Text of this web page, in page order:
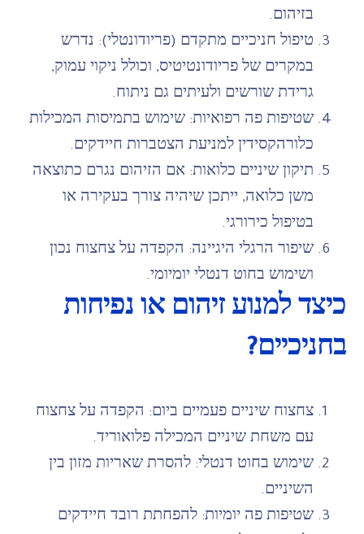
בזיהום.
טיפול חניכיים מתקדם (פריודונטלי): נדרש
במקרים של פריודונטיטיס, וכולל ניקוי עמוק,
גרידת שורשים ולעיתים גם ניתוח.
שטיפות פה רפואיות: שימוש בתמיסות המכילות
כלורהקסידין למניעת הצטברות חיידקים.
תיקון שיניים כלואות: אם הזיהום נגרם כתוצאה
משן כלואה, ייתכן שיהיה צורך בעקירה או
בטיפול כירורגי.
שיפור הרגלי היגיינה: הקפדה על צחצוח נכון
ושימוש בחוט דנטלי יומיומי.
כיצד למנוע זיהום או נפיחות
בחניכיים?
צחצוח שיניים פעמיים ביום: הקפדה על צחצוח
עם משחת שיניים המכילה פלואוריד.
שימוש בחוט דנטלי: להסרת שאריות מזון בין
השיניים.
שטיפות פה יומיות: להפחתת רובד חיידקים